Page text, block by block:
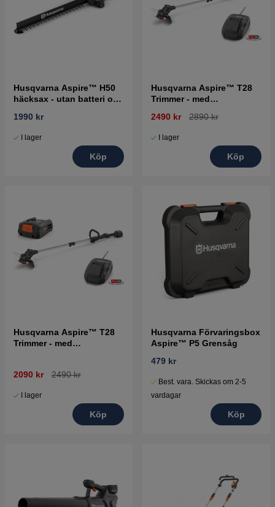
Husqvarna Aspire™ H50
häcksax - utan batteri och
1990 kr
I lager
Köp
Husqvarna Aspire™ T28
Trimmer - med
2490 kr 2890 kr
I lager
Köp
Husqvarna Aspire™ T28
Trimmer - med
2090 kr 2490 kr
I lager
Köp
Husqvarna Förvaringsbox
Aspire™ P5 Grensåg
479 kr
Best. vara. Skickas om 2-5
vardagar
Köp